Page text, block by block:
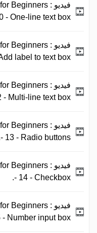
فيديو : Beginners
- One-line text box.
فيديو : Beginners
label to text box.
فيديو : Beginners
- Multi-line text box.
فيديو : Beginners
- 13 - Radio buttons.
فيديو : Beginners
- 14 - Checkbox.
فيديو : Beginners
- Number input box.